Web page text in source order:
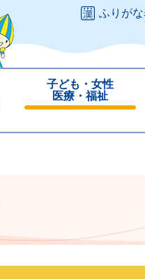
ふりが
子ども・女性
医療・福祉
じ